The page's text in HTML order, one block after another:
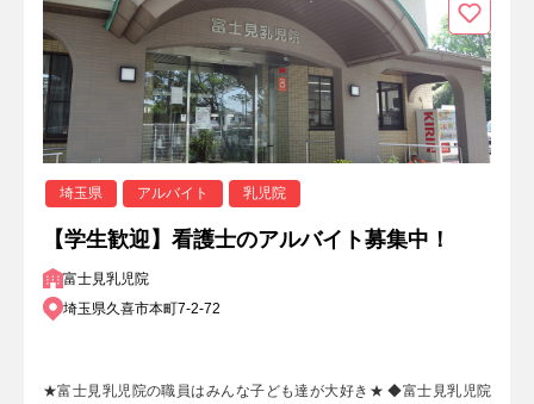
埼玉県 アルバイト 乳児院
【学生歓迎】看護士のアルバイト募集中！
富士見乳児院
埼玉県久喜市本町7-2-72
★富士見乳児院の職員はみんな子ども達が大好き★ ◆富士見乳児院